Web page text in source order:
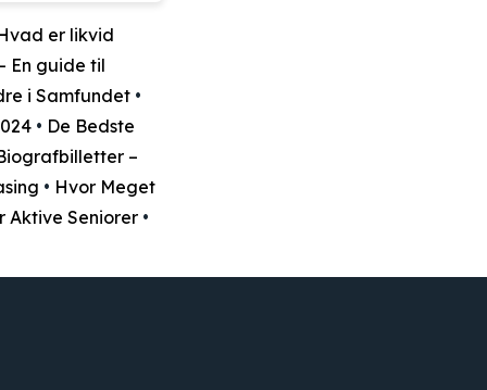
er likvid
En guide til
i Samfundet •
• De Bedste
–
• Hvor Meget
Aktive Seniorer •